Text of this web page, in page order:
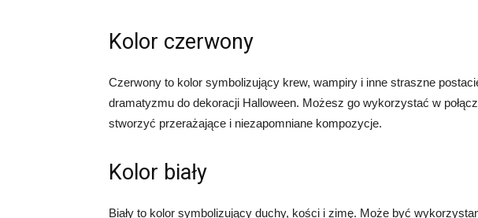
Kolor czerwony
Czerwony to kolor symbolizujący krew, wampiry i inne straszne
dramatyzmu do dekoracji Halloween. Możesz go wykorzystać w
stworzyć przerażające i niezapomniane kompozycje.
Kolor biały
Biały to kolor symbolizujący duchy, kości i zimę. Może być